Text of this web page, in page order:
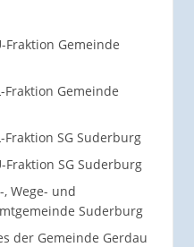
Fraktion Gemeinde
Fraktion Gemeinde
Fraktion SG Suderburg
Fraktion SG Suderburg
Wege- und
Suderburg
der Gemeinde Gerdau